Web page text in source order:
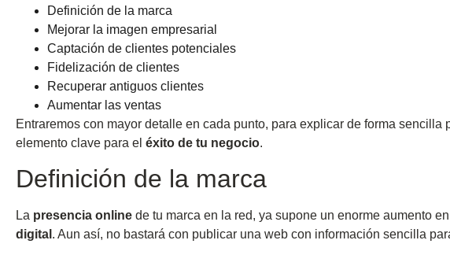
Definición de la marca
Mejorar la imagen empresarial
Captación de clientes potenciales
Fidelización de clientes
Recuperar antiguos clientes
Aumentar las ventas
Entraremos con mayor detalle en cada punto, para explicar de forma sencilla
elemento clave para el éxito de tu negocio.
Definición de la marca
La presencia online de tu marca en la red, ya supone un enorme aumento
digital . Aun así, no bastará con publicar una web con información sencilla